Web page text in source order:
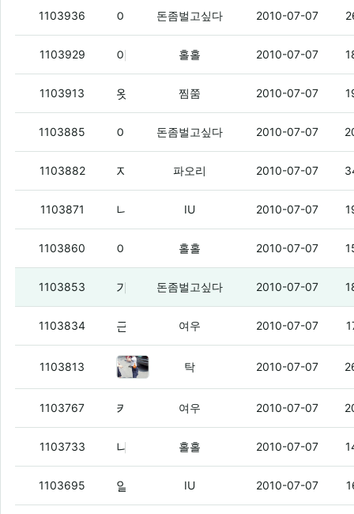
1103936 돈좀벌고싶다 2010-07-07
1103929 홀홀 2010-07-07
1103913 찜쭘 2010-07-07
1103885 (2)
돈좀벌고싶다 2010-07-07
1103882 파오리 2010-07-07
1103871 (2)
IU 2010-07-07
1103860 (2)
홀홀 2010-07-07
1103853 (1)
돈좀벌고싶다 2010-07-07
1103834 (3)
여우 2010-07-07
1103813 ㅋㅋㅋ얘뜨랑 방금 택배왔다 갔는
탁 2010-07-07
1103767 여우 2010-07-07
1103733 홀홀 2010-07-07
1103695 (4)
IU 2010-07-07